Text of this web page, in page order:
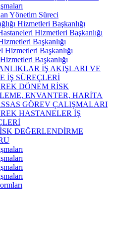
Yönetim Süreci
Hizmetleri Başkanlığı
Hizmetleri Başkanlığı
Başkanlığı
Hizmetleri Başkanlığı
Başkanlığı
İŞ AKIŞLARI VE
İŞ SÜREÇLERİ
DÖNEM RİSK
ENVANTER, HARİTA
GÖREV ÇALIŞMALARI
HASTANELER İŞ
DEĞERLENDİRME